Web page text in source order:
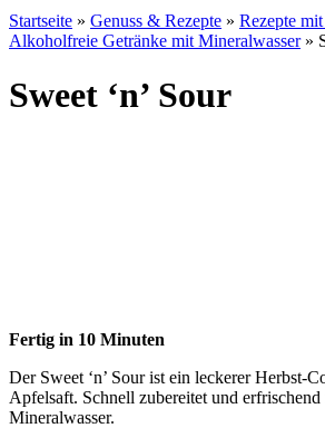
Startseite » Genuss & Rezepte » Rezepte
Alkoholfreie Getränke mit Mineralwasser»
Sweet ‘n’ Sour
Fertig in 10 Minuten
Der Sweet ‘n’ Sour ist ein leckerer Herbst-
Apfelsaft. Schnell zubereitet und
Mineralwasser.